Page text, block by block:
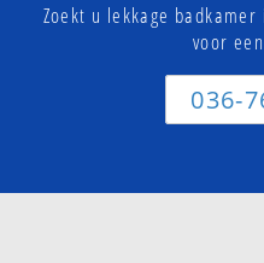
Zoekt u lekkage
voor
036-